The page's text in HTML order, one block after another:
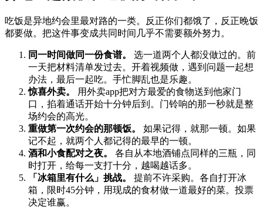
吃饭是异地约会里最对路的一类。反正你们都饿了，反正晚饭
都要做。把这件事变成共同时间几乎不需要额外努力。
同一时间做同一份食谱。
选一道两个人都没做过的。前
一天把材料清单发过去。开着视频做，遇到问题一起想
办法，最后一起吃。手忙脚乱也是乐趣。
惊喜外卖。
用外卖app把对方最爱的食物送到他家门
口，掐着通话开始十分钟后到。门铃响的那一秒就是整
场约会的高光。
重做第一次约会的那顿饭。
如果记得，就那一顿。如果
记不起，就两个人都记得的最早的一顿。
酒和小食配对之夜。
各自从本地酒铺点同样的三瓶，同
时打开，给每一支打十分，越喝越话多。
「冰箱里有什么」挑战。
提前不许采购。各自打开冰
箱，限时45分钟，用现成的食材做一道最好的菜。投票
决定谁赢。